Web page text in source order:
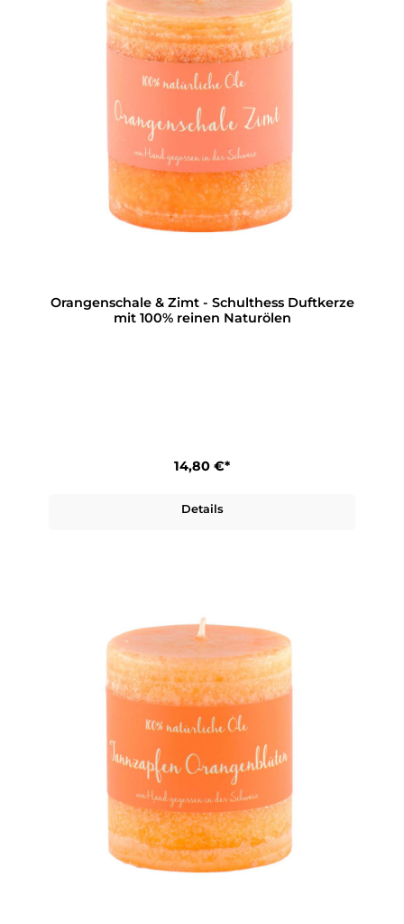
Orangenschale & Zimt - Schulthess Duftkerze
mit 100% reinen Naturölen
14,80 €*
Details